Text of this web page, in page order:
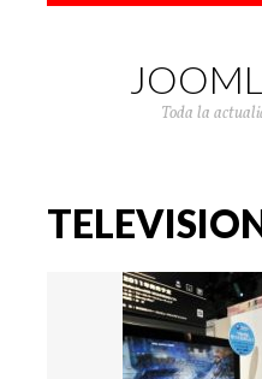
Toda la